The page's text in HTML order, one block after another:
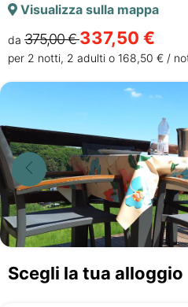
Visualizza sulla mappa
da 375,00 €337,50 €
per 2 notti, 2 adulti o 168,50 € /
Scegli la tua alloggio